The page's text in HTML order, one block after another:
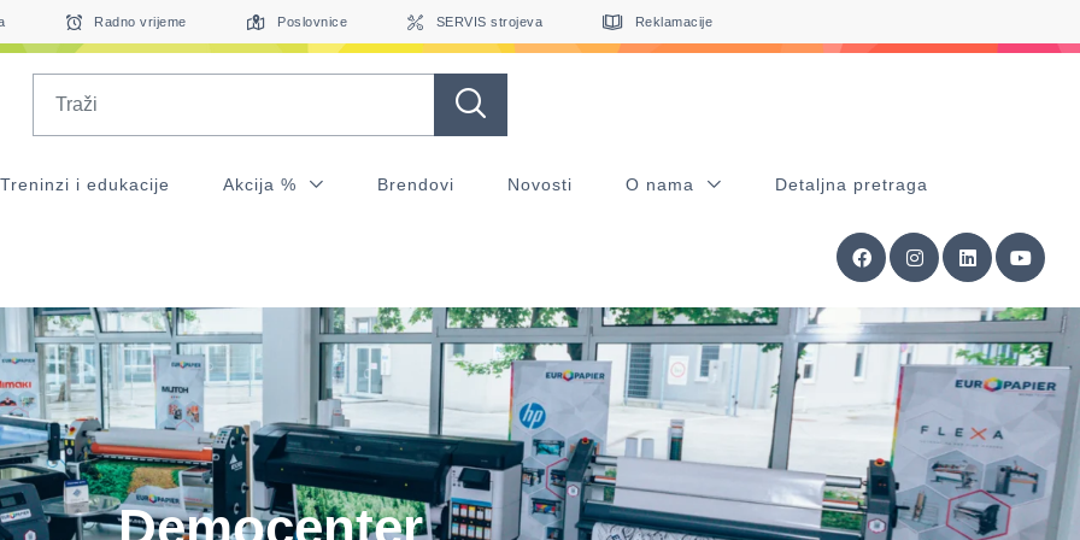
Radno vrijeme Poslovnice SERVIS strojeva Reklamacije
Treninzi i edukacije Akcija % Brendovi Novosti O nama Detaljna pretraga
Democenter